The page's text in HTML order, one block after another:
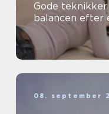
Gode
balancen efter
08. september